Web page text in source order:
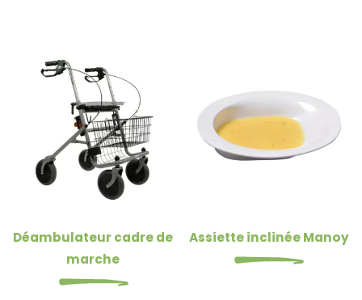
Déambulateur cadre de
marche
Assiette inclinée Manoy